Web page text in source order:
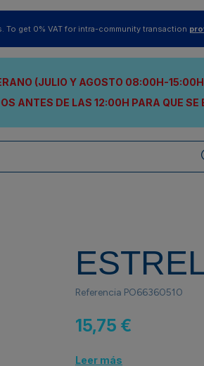
get 0% VAT for intra-community transaction
(JULIO Y AGOSTO 08:00H-
ANTES DE LAS 12:00H PARA QUE SE
Referencia PO66360510
15,75 €
Leer más